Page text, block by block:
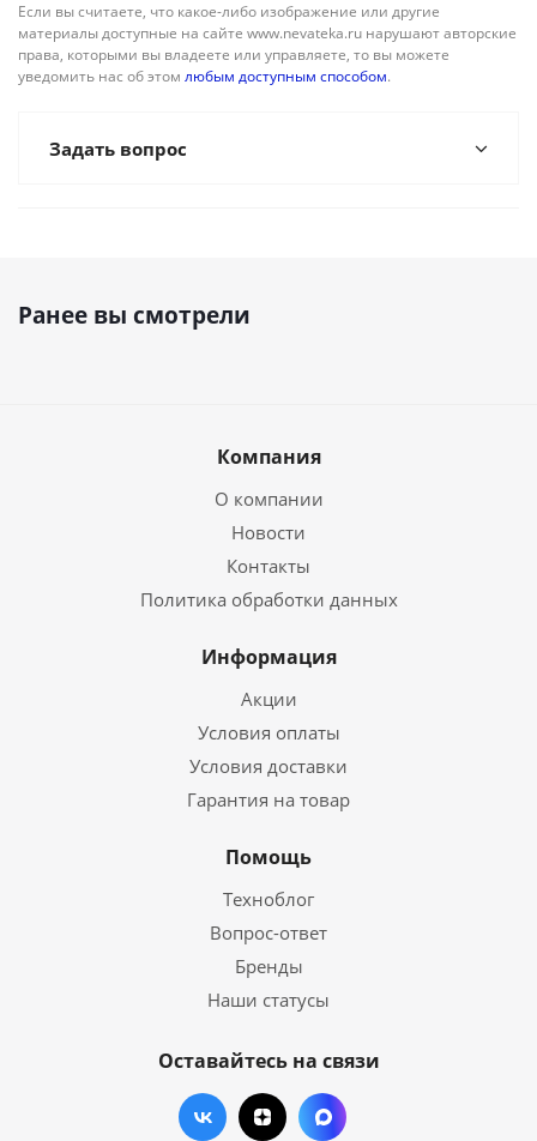
Если вы считаете, что какое-либо изображение или другие
материалы доступные на сайте www.nevateka.ru нарушают авторские
права, которыми вы владеете или управляете, то вы можете
уведомить нас об этом любым доступным способом.
Задать вопрос
Ранее вы смотрели
Компания
О компании
Новости
Контакты
Политика обработки данных
Информация
Акции
Условия оплаты
Условия доставки
Гарантия на товар
Помощь
Техноблог
Вопрос-ответ
Бренды
Наши статусы
Оставайтесь на связи